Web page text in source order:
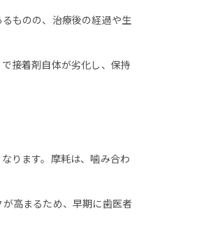
ものの、治療後の経過や生
接着剤自体が劣化し、保持
ります。摩耗は、噛み合わ
高まるため、早期に歯医者